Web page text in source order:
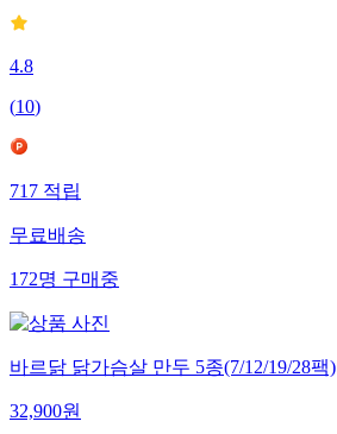
4.8
(10)
717적립
무료배송
172명구매중
바르닭 닭가슴살 만두 5종(7/12/19/28팩)
32,900원